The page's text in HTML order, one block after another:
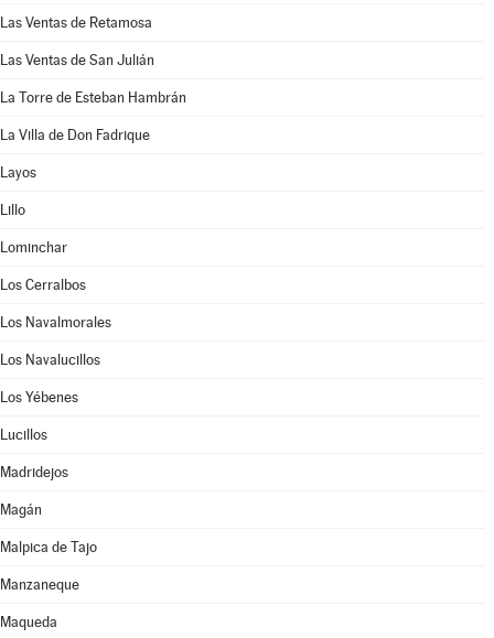
Las Ventas de Retamosa
Las Ventas de San Julián
La Torre de Esteban Hambrán
La Villa de Don Fadrique
Layos
Lillo
Lominchar
Los Cerralbos
Los Navalmorales
Los Navalucillos
Los Yébenes
Lucillos
Madridejos
Magán
Malpica de Tajo
Manzaneque
Maqueda